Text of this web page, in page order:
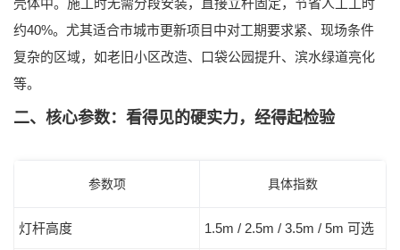
壳体中。施工时无需分段安装，直接立杆固定，节省人工工时
约40%。尤其适合市城市更新项目中对工期要求紧、现场条件
复杂的区域，如老旧小区改造、口袋公园提升、滨水绿道亮化
等。
二、核心参数：看得见的硬实力，经得起检验
参数项 具体指数
灯杆高度 1.5m / 2.5m / 3.5m / 5m 可选